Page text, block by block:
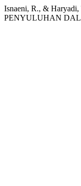
Isnaeni, R., &
PENYULUHAN